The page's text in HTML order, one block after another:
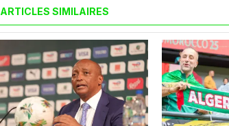
ARTICLES SIMILAIRES